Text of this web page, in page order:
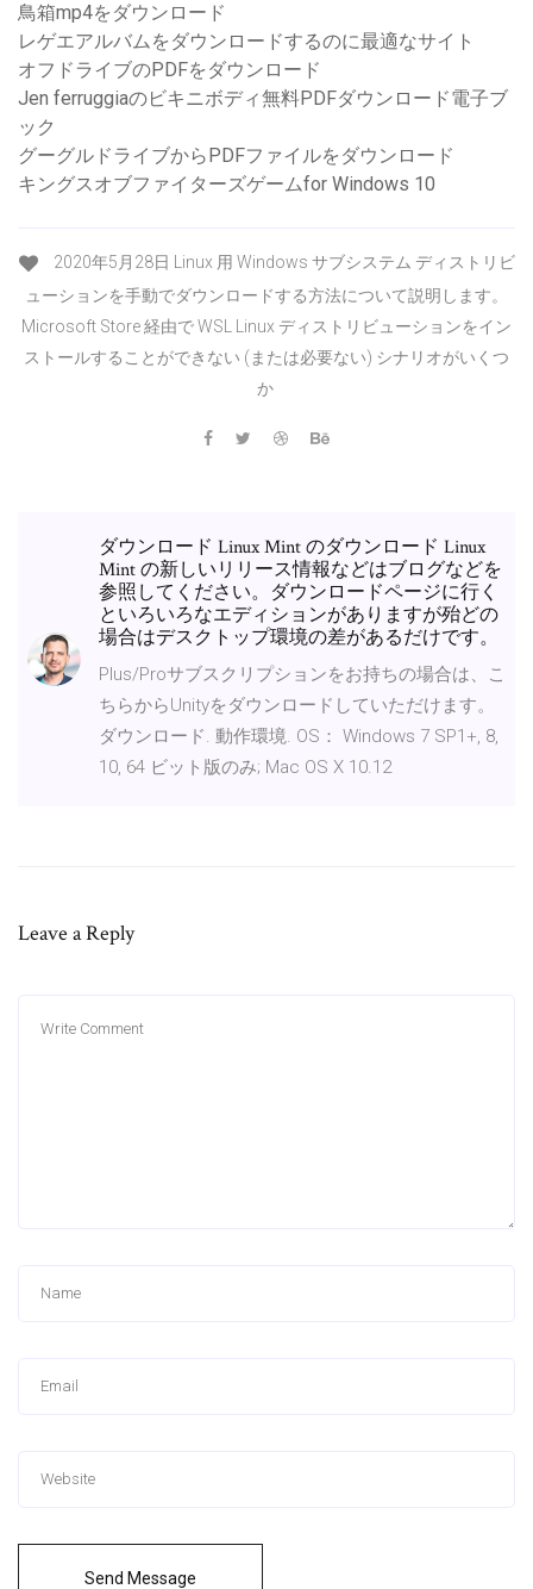
鳥箱mp4をダウンロード
レゲエアルバムをダウンロードするのに最適なサイト
オフドライブのPDFをダウンロード
Jen ferruggiaのビキニボディ無料PDFダウンロード電子ブ
ック
グーグルドライブからPDFファイルをダウンロード
キングスオブファイターズゲームfor Windows 10
2020年5月28日 Linux 用 Windows サブシステム ディストリビ
ューションを手動でダウンロードする方法について説明します。
Microsoft Store 経由で WSL Linux ディストリビューションをイン
ストールすることができない (または必要ない) シナリオがいくつ
か
ダウンロード Linux Mint のダウンロード Linux
Mint の新しいリリース情報などはブログなどを
参照してください。ダウンロードページに行く
といろいろなエディションがありますが殆どの
場合はデスクトップ環境の差があるだけです。
Plus/Proサブスクリプションをお持ちの場合は、こ
ちらからUnityをダウンロードしていただけます。
ダウンロード. 動作環境. OS： Windows 7 SP1+, 8,
10, 64 ビット版のみ; Mac OS X 10.12
Leave a Reply
Send Message